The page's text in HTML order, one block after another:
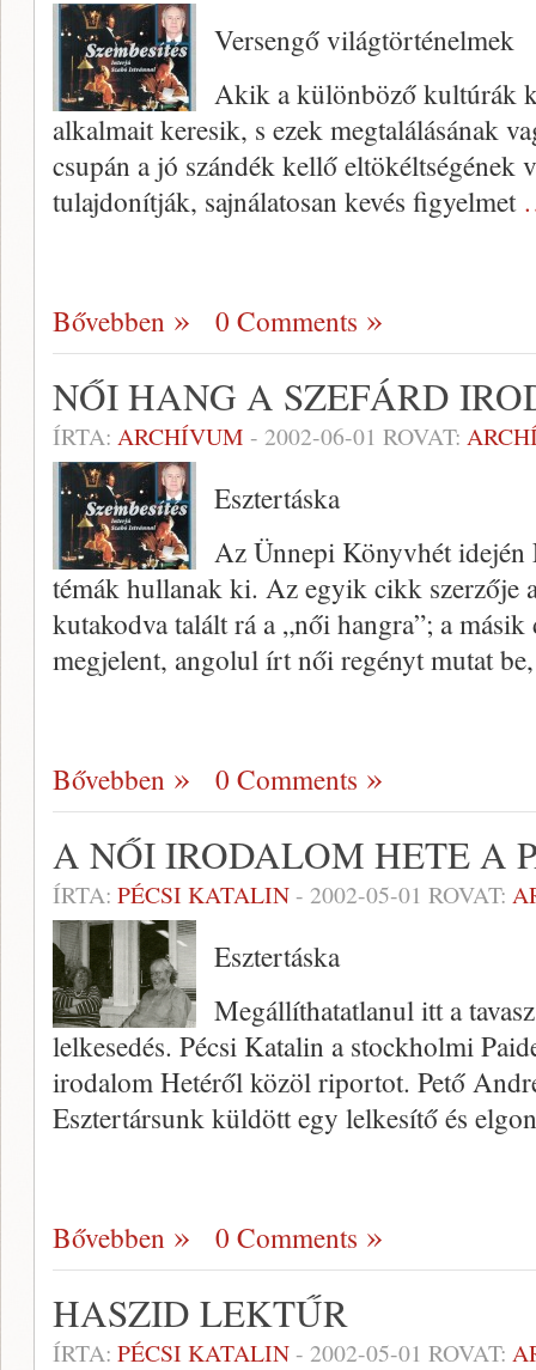
Versengő világtörténelmek
Akik a különböző kultúrák
alkalmait keresik, s ezek megtalálásának
csupán a jó szándék kellő eltökéltségének
tulajdonítják, sajnálatosan kevés figyelmet
Bővebben 0 Comments
NŐI HANG A SZEFÁRD
ÍRTA: ARCHÍVUM - 2002-06-01 ROVAT:
Esztertáska
Az Ünnepi Könyvhét idején
témák hullanak ki. Az egyik cikk szerzője
kutakodva talált rá a „női hang­ra”; a
megjelent, angolul írt női regényt mutat
Bővebben 0 Comments
A NŐI IRODALOM HETE A
ÍRTA: PÉCSI KATALIN- 2002-05-01 ROVAT:
Esztertáska
Megállíthatatlanul itt a
lelkesedés. Pécsi Katalin a stockholmi
irodalom Hetéről közöl ri­portot. Pető
Esztertársunk küldött egy lel­kesítő és
Bővebben 0 Comments
HASZID LEKTŰR
ÍRTA: PÉCSI KATALIN- 2002-05-01 ROVAT: